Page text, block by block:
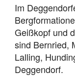
Im
Geißkopf und
sind Bernried,
Lalling,
Deggendorf.